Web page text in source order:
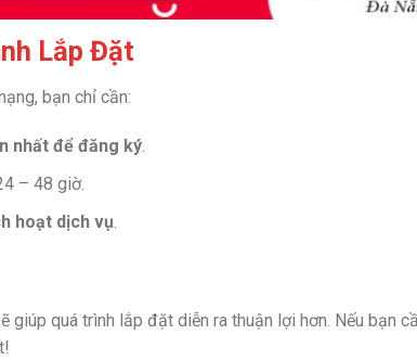
Lắp Đặt
bạn chỉ cần:
nhất để đăng ký.
– 48 giờ.
hoạt dịch vụ
giúp quá trình lắp đặt diễn ra thuận lợi hơn. Nếu bạn